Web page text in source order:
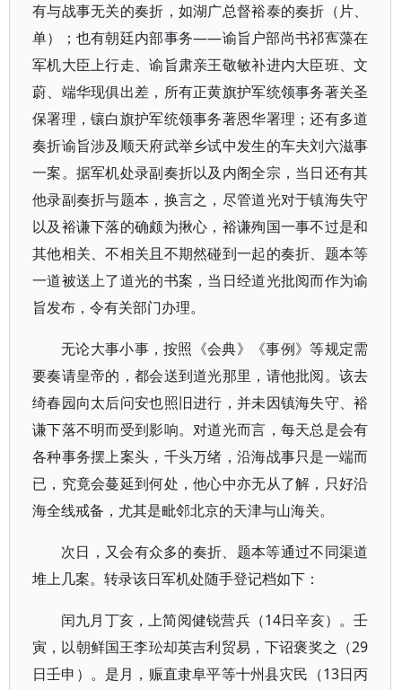
有与战事无关的奏折，如湖广总督裕泰的奏折（片、
单）；也有朝廷内部事务——谕旨户部尚书祁寯藻在
军机大臣上行走、谕旨肃亲王敬敏补进内大臣班、文
蔚、端华现俱出差，所有正黄旗护军统领事务著关圣
保署理，镶白旗护军统领事务著恩华署理；还有多道
奏折谕旨涉及顺天府武举乡试中发生的车夫刘六滋事
一案。据军机处录副奏折以及内阁全宗，当日还有其
他录副奏折与题本，换言之，尽管道光对于镇海失守
以及裕谦下落的确颇为揪心，裕谦殉国一事不过是和
其他相关、不相关且不期然碰到一起的奏折、题本等
一道被送上了道光的书案，当日经道光批阅而作为谕
旨发布，令有关部门办理。
无论大事小事，按照《会典》《事例》等规定需
要奏请皇帝的，都会送到道光那里，请他批阅。该去
绮春园向太后问安也照旧进行，并未因镇海失守、裕
谦下落不明而受到影响。对道光而言，每天总是会有
各种事务摆上案头，千头万绪，沿海战事只是一端而
已，究竟会蔓延到何处，他心中亦无从了解，只好沿
海全线戒备，尤其是毗邻北京的天津与山海关。
次日，又会有众多的奏折、题本等通过不同渠道
堆上几案。转录该日军机处随手登记档如下：
闰九月丁亥，上简阅健锐营兵（14日辛亥）。壬
寅，以朝鲜国王李玜却英吉利贸易，下诏褒奖之（29
日壬申）。是月，赈直隶阜平等十州县灾民（13日丙